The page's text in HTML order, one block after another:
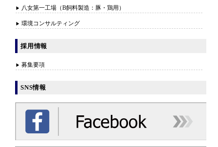
八女第一工場（B飼料製造：豚・鶏用）
環境コンサルティング
採用情報
募集要項
SNS情報